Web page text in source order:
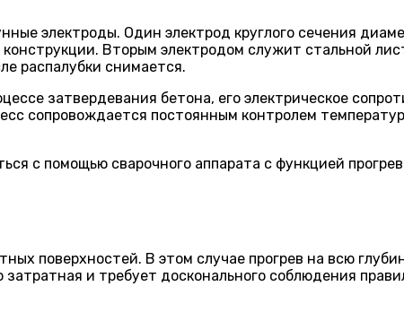
электроды. Один электрод круглого сечения
Вторым электродом служит стальной
распалубки снимается.
затвердевания бетона, его электрическое
сопровождается постоянным контролем
с помощью сварочного аппарата с функцией
поверхностей. В этом случае прогрев на всю
и требует досконального соблюдения